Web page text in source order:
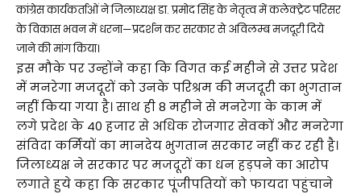
कांग्रेस कार्यकर्ताओं ने जिलाध्यक्ष डा. प्रमोद सिंह के नेतृत्व में कलेक्ट्रेट परिसर
के विकास भवन में धरना—प्रदर्शन कर सरकार से अविलम्ब मजदूरी दिये
जाने की मांग किया।
इस मौके पर उन्होंने कहा कि विगत कई महीने से उत्तर प्रदेश
में मनरेगा मजदूरों को उनके परिश्रम की मजदूरी का भुगतान
नहीं किया गया है। साथ ही 8 महीने से मनरेगा के काम में
लगे प्रदेश के 40 हजार से अधिक रोजगार सेवकों और मनरेगा
संविदा कर्मियों का मानदेय भुगतान सरकार नहीं कर रही है।
जिलाध्यक्ष ने सरकार पर मजदूरों का धन हड़पने का आरोप
लगाते हुये कहा कि सरकार पूंजीपतियों को फायदा पहुंचाने